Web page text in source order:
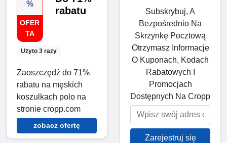
%
OFER
TA
Użyto 3 razy
rabatu
Zaoszczędź do 71%
rabatu na męskich
koszulkach polo na
stronie cropp.com
zobacz ofertę
Subskrybuj, A
Bezpośrednio Na
Skrzynkę Pocztową
Otrzymasz Informacje
O Kuponach, Kodach
Rabatowych I
Promocjach
Dostępnych Na Cropp
Zarejestruj się